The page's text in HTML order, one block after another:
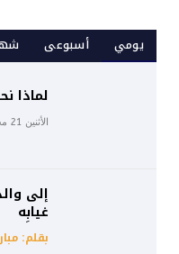
يومي أسبوعى
لماذا
الأثنين 21 محرم 1448هـ 6-7-2026م
إلى
غيابِه
بقلم: